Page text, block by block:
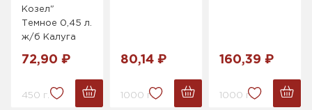
Козел"
Темное 0,45 л.
ж/б Калуга
72,90 ₽
450 г.
80,14 ₽
1000 г.
160,39 ₽
1000 г.